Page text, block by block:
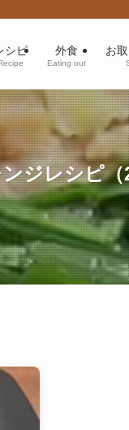
シピ 外食
Eating out
お
ジレシピ（